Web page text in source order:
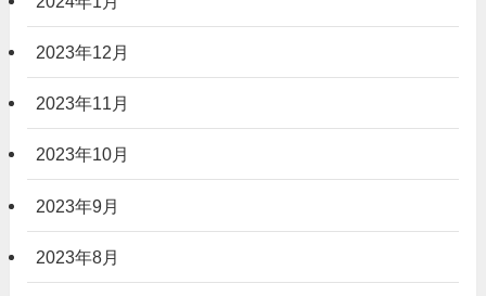
2023年12月
2023年11月
2023年10月
2023年9月
2023年8月